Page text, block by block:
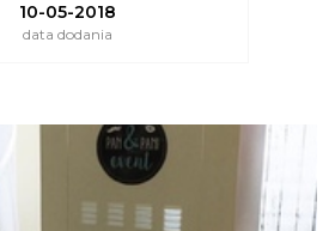
10-05-2018
data dodania